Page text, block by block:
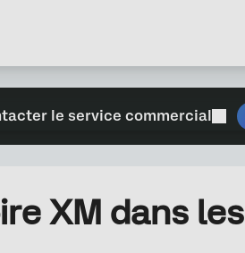
le service commercial
XM dans les